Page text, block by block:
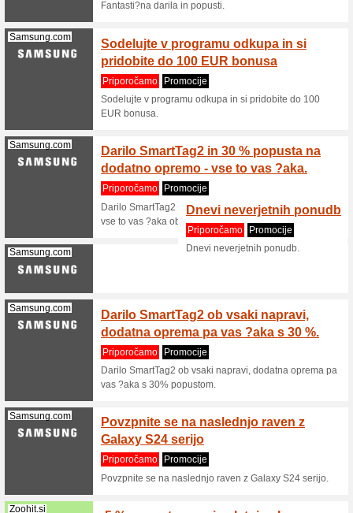
HR
//
Metalshop.si
Thermana.si